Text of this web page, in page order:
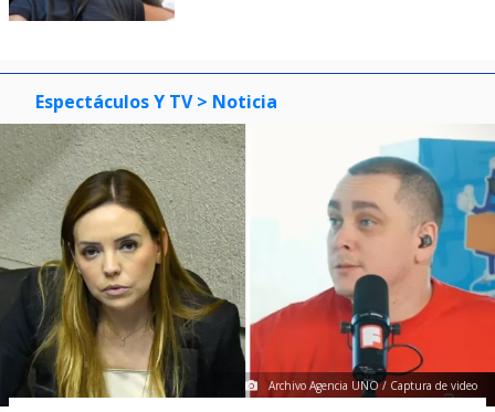
Espectáculos Y TV > Noticia
Archivo Agencia UNO / Captura de video